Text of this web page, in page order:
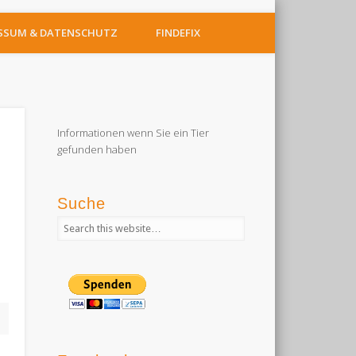
& DATENSCHUTZ FINDEFIX
Informationen wenn Sie ein Tier
gefunden haben
Suche